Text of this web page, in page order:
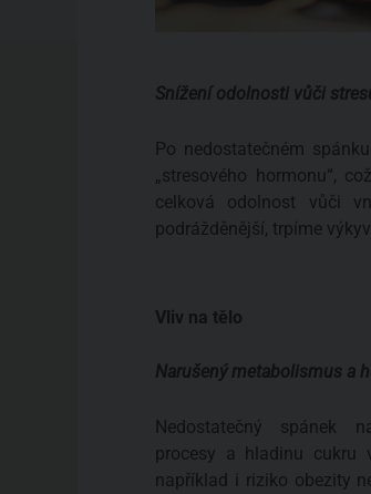
Snížení odolnosti vůči
Po nedostatečném
„stresového hormonu“,
celková odolnost vůči
podrážděnější, trpíme
Vliv na tělo
Narušený metabolismus a
Nedostatečný spánek
procesy a hladinu cukru
například i riziko obezity